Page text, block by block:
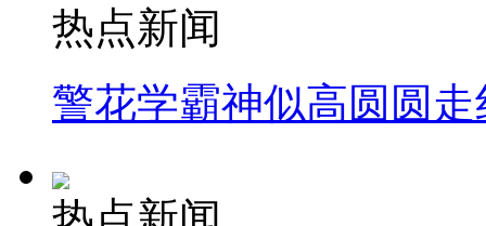
热点新闻
警花学霸神似高圆圆走